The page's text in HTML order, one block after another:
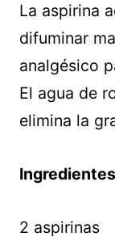
La aspirina
difuminar
analgésico
El agua de
elimina la
2 aspirinas